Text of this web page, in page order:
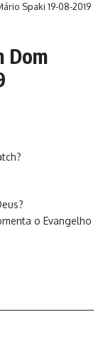
Spaki 19-08-2019
Dom
o Evangelho